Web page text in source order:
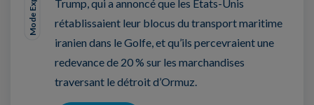
Trump, qui a annoncé que les États-Unis
rétablissaient leur blocus du transport maritime
iranien dans le Golfe, et qu’ils percevraient une
redevance de 20 % sur les marchandises
traversant le détroit d’Ormuz.